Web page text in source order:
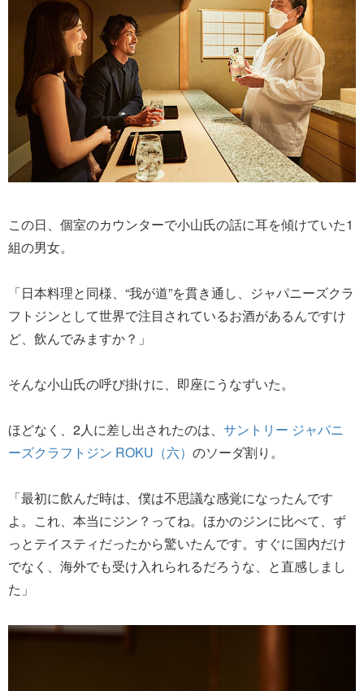
この日、個室のカウンターで小山氏の話に耳を傾けていた1
組の男女。
「日本料理と同様、“我が道”を貫き通し、ジャパニーズクラ
フトジンとして世界で注目されているお酒があるんですけ
ど、飲んでみますか？」
そんな小山氏の呼び掛けに、即座にうなずいた。
ほどなく、2人に差し出されたのは、 サントリー ジャパニ
ーズクラフトジン ROKU（六） のソーダ割り。
「最初に飲んだ時は、僕は不思議な感覚になったんです
よ。これ、本当にジン？ってね。ほかのジンに比べて、ず
っとテイスティだったから驚いたんです。すぐに国内だけ
でなく、海外でも受け入れられるだろうな、と直感しまし
た」